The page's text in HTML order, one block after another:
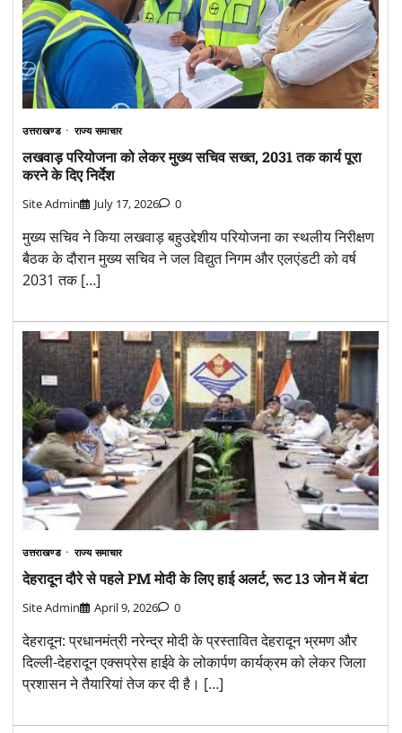
उत्तराखण्ड राज्य समाचार
लखवाड़ परियोजना को लेकर मुख्य सचिव सख्त, 2031 तक कार्य पूरा
करने के दिए निर्देश
Site Admin July 17, 2026 0
मुख्य सचिव ने किया लखवाड़ बहुउद्देशीय परियोजना का स्थलीय निरीक्षण
बैठक के दौरान मुख्य सचिव ने जल विद्युत निगम और एलएंडटी को वर्ष
2031 तक […]
उत्तराखण्ड राज्य समाचार
देहरादून दौरे से पहले PM मोदी के लिए हाई अलर्ट, रूट 13 जोन में बंटा
Site Admin April 9, 2026 0
देहरादून: प्रधानमंत्री नरेन्द्र मोदी के प्रस्तावित देहरादून भ्रमण और
दिल्ली-देहरादून एक्सप्रेस हाईवे के लोकार्पण कार्यक्रम को लेकर जिला
प्रशासन ने तैयारियां तेज कर दी है। […]